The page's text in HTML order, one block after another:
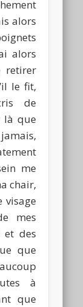
alors
alors
retirer
le fit,
de
là que
me
chair,
visage
mes
et des
que
à
que